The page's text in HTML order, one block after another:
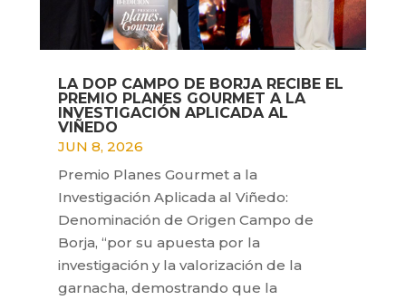
LA DOP CAMPO DE BORJA RECIBE EL
PREMIO PLANES GOURMET A LA
INVESTIGACIÓN APLICADA AL
VIÑEDO
JUN 8, 2026
Premio Planes Gourmet a la
Investigación Aplicada al Viñedo:
Denominación de Origen Campo de
Borja, “por su apuesta por la
investigación y la valorización de la
garnacha, demostrando que la